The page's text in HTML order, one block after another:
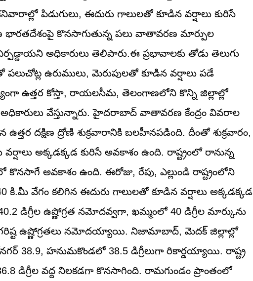
పిడుగులు, ఈదురు గాలులతో కూడిన వర్షాలు కురిసే
భారతదేశంపై కొనసాగుతున్న పలు వాతావరణ మార్పుల
ఏర్పడ్డాయని అధికారులు తెలిపారు.ఈ ప్రభావాలకు తోడు తెలుగు
ఉరుములు, మెరుపులతో కూడిన వర్షాలు పడే
ఉత్తర కోస్తా, రాయలసీమ, తెలంగాణలోని కొన్ని జిల్లాల్లో
వేస్తున్నారు. హైదరాబాద్ వాతావరణ కేంద్రం వివరాల
దక్షిణ ద్రోణి శుక్రవారానికి బలహీనపడింది. దీంతో శుక్రవారం,
అక్కడక్కడ కురిసే అవకాశం ఉంది. రాష్ట్రంలో రానున్న
కొనసాగే అవకాశం ఉంది. ఈరోజు, రేపు, ఎల్లుండి రాష్ట్రంలోని
కి.మీ వేగం కలిగిన ఈదురు గాలులతో కూడిన వర్షాలు అక్కడక్కడ
డిగ్రీల ఉష్ణోగ్రత నమోదవ్వగా, ఖమ్మంలో 40 డిగ్రీల మార్కును
గరిష్ట ఉష్ణోగ్రతలు నమోదయ్యాయి. నిజామాబాద్, మెదక్ జిల్లాల్లో
38.9, హనుమకొండలో 38.5 డిగ్రీలుగా రికార్డయ్యాయి. రాష్ట్ర
డిగ్రీల వద్ద నిలకడగా కొనసాగింది. రామగుండం ప్రాంతంలో